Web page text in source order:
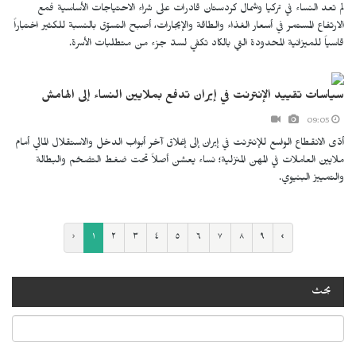
لم تعد النساء في تركيا وشمال كردستان قادرات على شراء الاحتياجات الأساسية فمع
الارتفاع المستمر في أسعار الغذاء والطاقة والإيجارات، أصبح التسوّق بالنسبة للكثير اختباراً
قاسياً للميزانية المحدودة التي بالكاد تكفي لسدّ جزء من متطلبات الأسرة.
سياسات تقييد الإنترنت في إيران تدفع بملايين النساء إلى الهامش
أدّى الانقطاع الواسع للإنترنت في إيران إلى إغلاق آخر أبواب الدخل والاستقلال المالي أمام
ملايين العاملات في المهن المنزلية؛ نساء يعشن أصلاً تحت ضغط التضخم والبطالة
والتمييز البنيوي.
‹ ١ ٢ ٣ ٤ ٥ ٦ ٧ ٨ ٩ ›
بحث